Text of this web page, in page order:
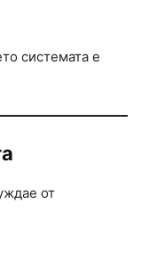
системата е
от